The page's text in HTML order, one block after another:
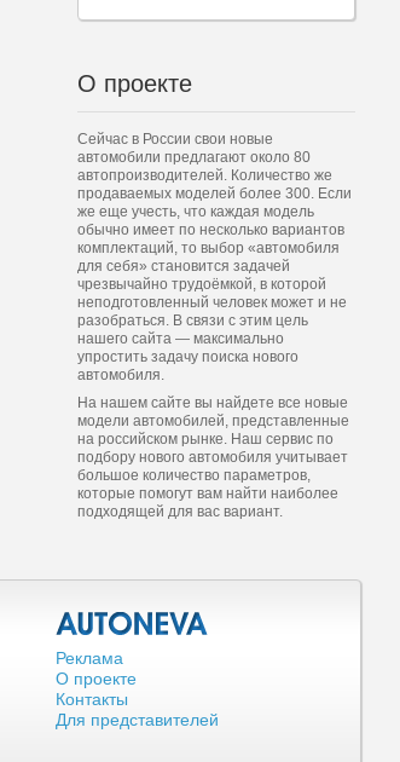
О проекте
Сейчас в России свои новые
автомобили предлагают около 80
автопроизводителей. Количество же
продаваемых моделей более 300. Если
же еще учесть, что каждая модель
обычно имеет по несколько вариантов
комплектаций, то выбор «автомобиля
для себя» становится задачей
чрезвычайно трудоёмкой, в которой
неподготовленный человек может и не
разобраться. В связи с этим цель
нашего сайта — максимально
упростить задачу поиска нового
автомобиля.
На нашем сайте вы найдете все новые
модели автомобилей, представленные
на российском рынке. Наш сервис по
подбору нового автомобиля учитывает
большое количество параметров,
которые помогут вам найти наиболее
подходящей для вас вариант.
Реклама
О проекте
Контакты
Для представителей